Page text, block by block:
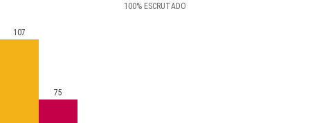
100% ESCRUTADO
107
75